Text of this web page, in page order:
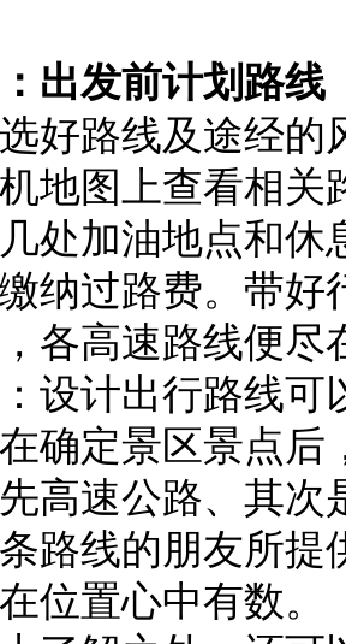
出发前计划路线
路线及途经的
地图上查看相
处加油地点和
纳过路费。带
各高速路线便尽
计出行路线可
确定景区景点
高速公路、其
路线的朋友所
位置心中有数。